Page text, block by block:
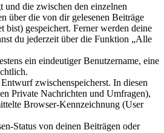
und die zwischen den einzelnen
über die von dir gelesenen Beiträge
bist) gespeichert. Ferner werden deine
du jederzeit über die Funktion „Alle
ein eindeutiger Benutzername, eine
zwischenspeicherst. In diesen
Private Nachrichten und Umfragen),
Browser-Kennzeichnung (User
Status von deinen Beiträgen oder